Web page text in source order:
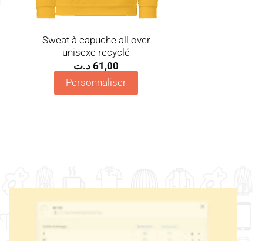
Sweat à capuche all over
unisexe recyclé
61,00 د.ت
Personnaliser